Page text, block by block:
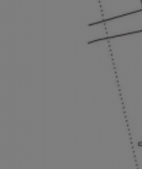
không lo bị lỗ khi
cung đất đang ít dần,
mua mất. Với sự
hiện nay, nhu cầu nhà ở,
gian tới thị trường đất
đồng bộ về hệ
Khu Kiều Đàm là một
hút nhiều khách hàng.